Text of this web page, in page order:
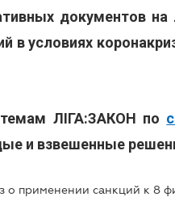
документов
в условиях
ЛІГА:ЗАКОН по
и взвешенные